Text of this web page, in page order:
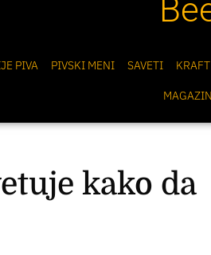
PIVA PIVSKI MENI SAVETI
kako da